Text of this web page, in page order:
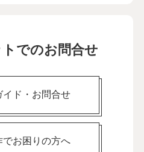
でのお問合せ
イド・お問合せ
でお困りの方へ